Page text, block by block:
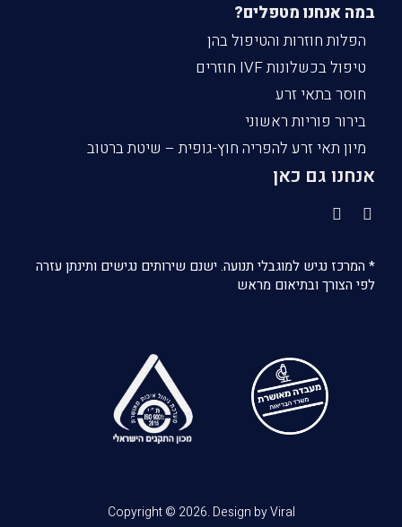
במה אנחנו מטפלים?
הפלות חוזרות והטיפול בהן
טיפול בכשלונות IVF חוזרים
חוסר בתאי זרע
בירור פוריות ראשוני
מיון תאי זרע להפריה חוץ-גופית – שיטת ברטוב
אנחנו גם כאן
* המרכז נגיש למוגבלי תנועה. ישנם שירותים נגישים ותינתן עזרה
לפי הצורך ובתיאום מראש
Copyright © 2026. Design by Viral